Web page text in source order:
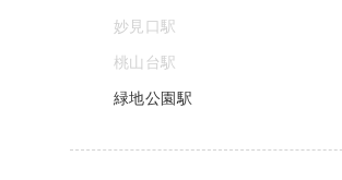
妙見口駅
桃山台駅
緑地公園駅